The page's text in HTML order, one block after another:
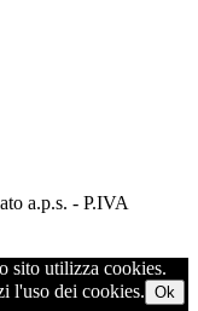
a.p.s. - P.IVA
sito utilizza cookies.
l'uso dei cookies. Ok